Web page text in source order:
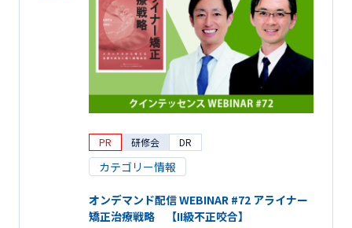
PR 研修会 DR
カテゴリー情報
オンデマンド配信 WEBINAR #72 アライナー
矯正治療戦略 【II級不正咬合】